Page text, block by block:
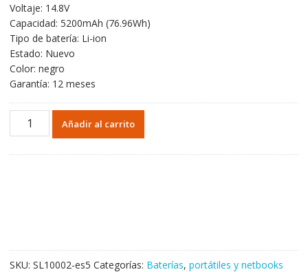
original
era:
94,97€.
es:
56,37€.
Voltaje: 14.8V
Capacidad: 5200mAh (76.96Wh)
Tipo de batería: Li-ion
Estado: Nuevo
Color: negro
Garantía: 12 meses
Portátil
batería
cantidad
Añadir al carrito
SKU: SL10002-es5 Categorías: Baterías, portátiles y netbooks